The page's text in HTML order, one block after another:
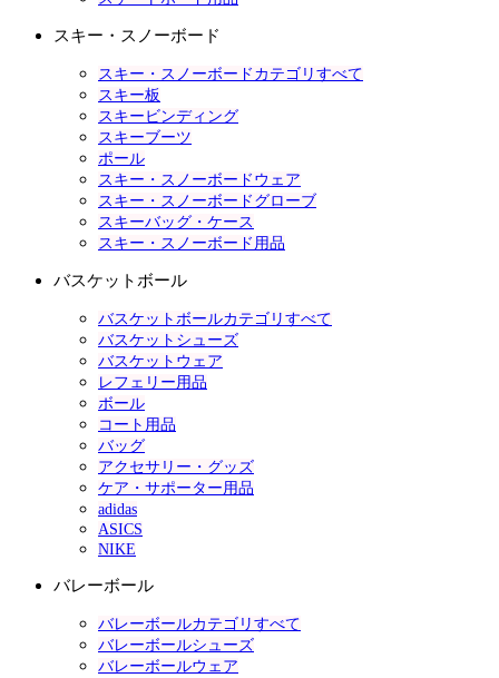
スキー・スノーボード
スキー・スノーボードカテゴリすべて
スキー板
スキービンディング
スキーブーツ
ポール
スキー・スノーボードウェア
スキー・スノーボードグローブ
スキーバッグ・ケース
スキー・スノーボード用品
バスケットボール
バスケットボールカテゴリすべて
バスケットシューズ
バスケットウェア
レフェリー用品
ボール
コート用品
バッグ
アクセサリー・グッズ
ケア・サポーター用品
adidas
ASICS
NIKE
バレーボール
バレーボールカテゴリすべて
バレーボールシューズ
バレーボールウェア